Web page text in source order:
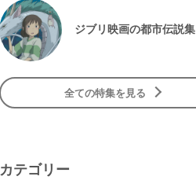
ジブリ映画の都市伝説集
全ての特集を見る
カテゴリー